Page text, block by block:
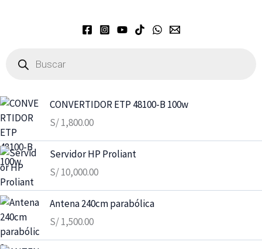
productos
CONVERTIDOR ETP 48100-B 100w
S/1,800.00
Servidor HP Proliant
S/10,000.00
Antena 240cm parabólica
S/1,500.00